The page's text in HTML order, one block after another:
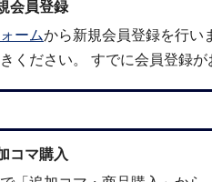
会員登録
ームから新規会員登録を行い
ください。 すでに会員登録
コマ購入